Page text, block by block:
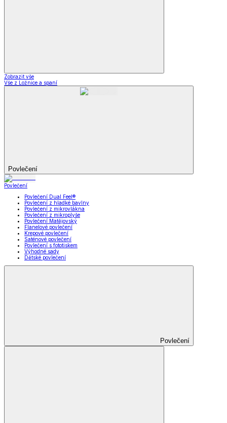
Zobrazit vše
Vše z Ložnice a spaní
Povlečení
Povlečení
Povlečení Dual Feel®
Povlečení z hladké bavlny
Povlečení z mikrovlákna
Povlečení z mikroplyše
Povlečení Matějovský
Flanelové povlečení
Krepové povlečení
Saténové povlečení
Povlečení s fototiskem
Výhodné sady
Dětské povlečení
Povlečení